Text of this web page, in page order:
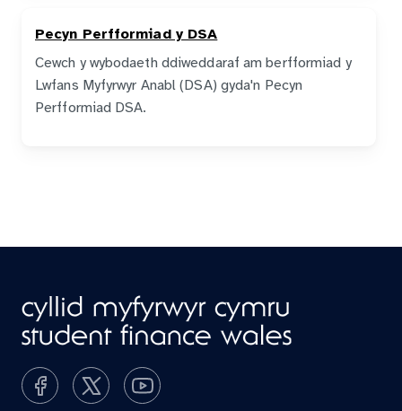
Pecyn Perfformiad y DSA
Cewch y wybodaeth ddiweddaraf am berfformiad y
Lwfans Myfyrwyr Anabl (DSA) gyda'n Pecyn
Perfformiad DSA.